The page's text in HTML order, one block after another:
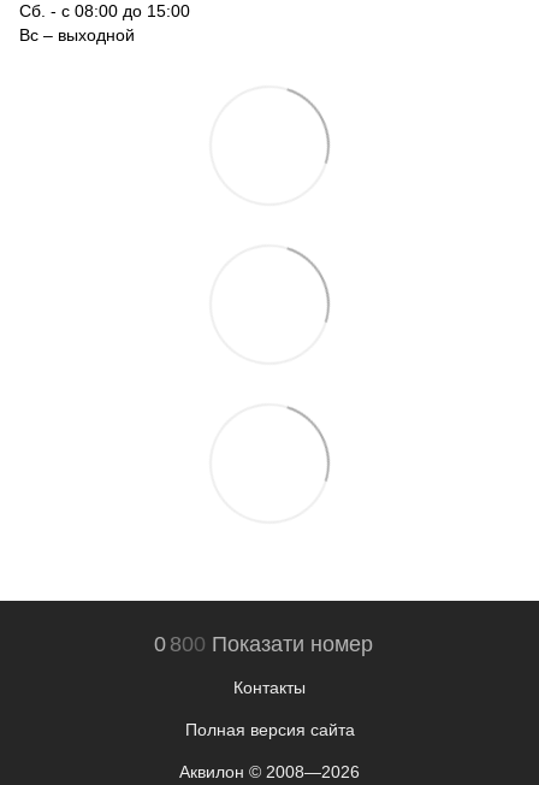
Сб. - с 08:00 до 15:00
Вс – выходной
0 800 Показати номер
Контакты
Полная версия сайта
Аквилон © 2008—2026